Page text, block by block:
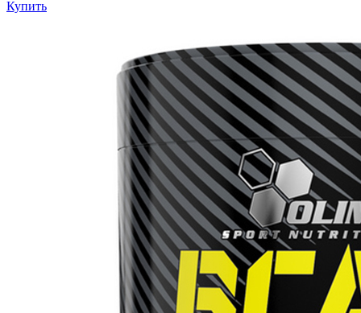
Купить